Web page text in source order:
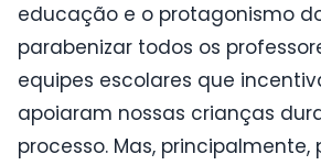
educação e o protagonismo
parabenizar todos os
equipes escolares que
apoiaram nossas crianças
processo. Mas, principalmente,